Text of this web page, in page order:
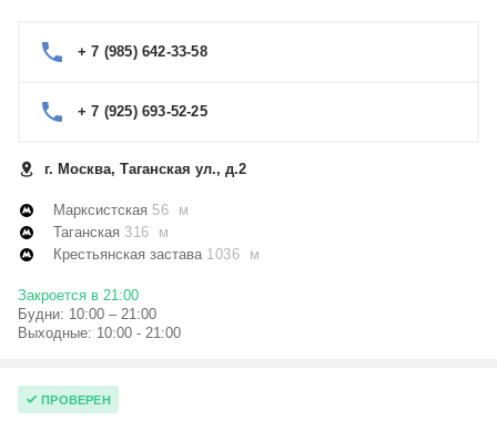
+ 7 (985) 642-33-58
+ 7 (925) 693-52-25
г. Москва, Таганская ул., д.2
Марксистская 56 м
Таганская 316 м
Крестьянская застава 1036 м
Закроется в 21:00
Будни: 10:00 – 21:00
Выходные: 10:00 - 21:00
ПРОВЕРЕН